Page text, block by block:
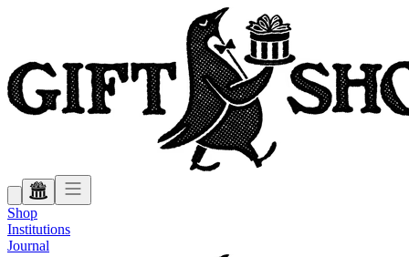
Shop
Institutions
Journal